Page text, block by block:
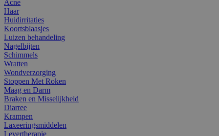
Acne
Haar
Huidirritaties
Koortsblaasjes
Luizen behandeling
Nagelbijten
Schimmels
Wratten
Wondverzorging
Stoppen Met Roken
Maag en Darm
Braken en Misselijkheid
Diarree
Krampen
Laxeeringsmiddelen
Levertherapie